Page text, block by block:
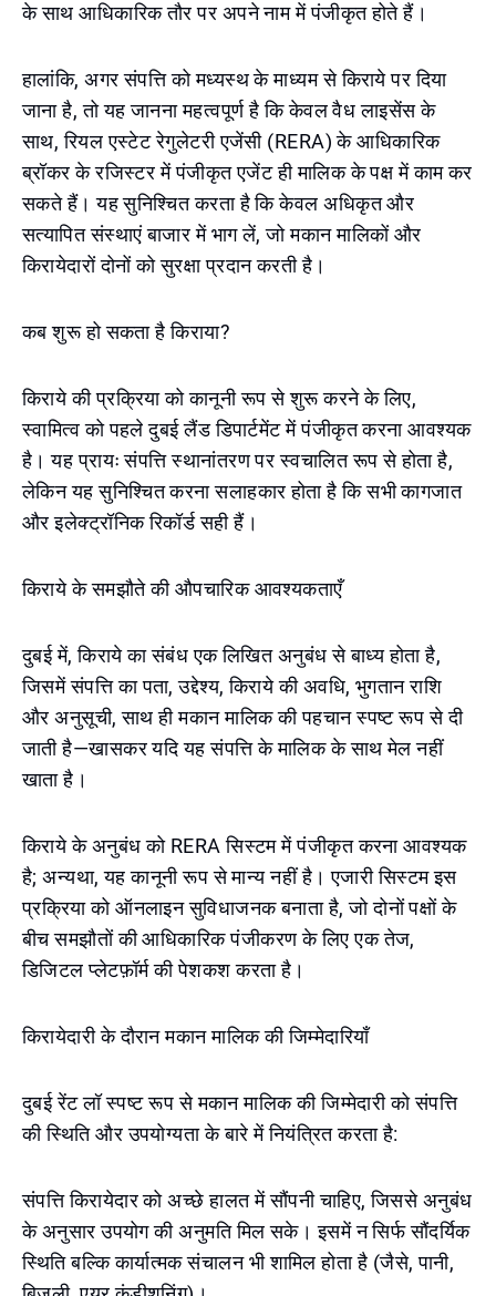
के साथ आधिकारिक तौर पर अपने नाम में पंजीकृत होते हैं।
हालांकि, अगर संपत्ति को मध्यस्थ के माध्यम से किराये पर दिया
जाना है, तो यह जानना महत्वपूर्ण है कि केवल वैध लाइसेंस के
साथ, रियल एस्टेट रेगुलेटरी एजेंसी (RERA) के आधिकारिक
ब्रॉकर के रजिस्टर में पंजीकृत एजेंट ही मालिक के पक्ष में काम कर
सकते हैं। यह सुनिश्चित करता है कि केवल अधिकृत और
सत्यापित संस्थाएं बाजार में भाग लें, जो मकान मालिकों और
किरायेदारों दोनों को सुरक्षा प्रदान करती है।
कब शुरू हो सकता है किराया?
किराये की प्रक्रिया को कानूनी रूप से शुरू करने के लिए,
स्वामित्व को पहले दुबई लैंड डिपार्टमेंट में पंजीकृत करना आवश्यक
है। यह प्रायः संपत्ति स्थानांतरण पर स्वचालित रूप से होता है,
लेकिन यह सुनिश्चित करना सलाहकार होता है कि सभी कागजात
और इलेक्ट्रॉनिक रिकॉर्ड सही हैं।
किराये के समझौते की औपचारिक आवश्यकताएँ
दुबई में, किराये का संबंध एक लिखित अनुबंध से बाध्य होता है,
जिसमें संपत्ति का पता, उद्देश्य, किराये की अवधि, भुगतान राशि
और अनुसूची, साथ ही मकान मालिक की पहचान स्पष्ट रूप से दी
जाती है—खासकर यदि यह संपत्ति के मालिक के साथ मेल नहीं
खाता है।
किराये के अनुबंध को RERA सिस्टम में पंजीकृत करना आवश्यक
है; अन्यथा, यह कानूनी रूप से मान्य नहीं है। एजारी सिस्टम इस
प्रक्रिया को ऑनलाइन सुविधाजनक बनाता है, जो दोनों पक्षों के
बीच समझौतों की आधिकारिक पंजीकरण के लिए एक तेज,
डिजिटल प्लेटफ़ॉर्म की पेशकश करता है।
किरायेदारी के दौरान मकान मालिक की जिम्मेदारियाँ
दुबई रेंट लॉ स्पष्ट रूप से मकान मालिक की जिम्मेदारी को संपत्ति
की स्थिति और उपयोग्यता के बारे में नियंत्रित करता है:
संपत्ति किरायेदार को अच्छे हालत में सौंपनी चाहिए, जिससे अनुबंध
के अनुसार उपयोग की अनुमति मिल सके। इसमें न सिर्फ सौंदर्यिक
स्थिति बल्कि कार्यात्मक संचालन भी शामिल होता है (जैसे, पानी,